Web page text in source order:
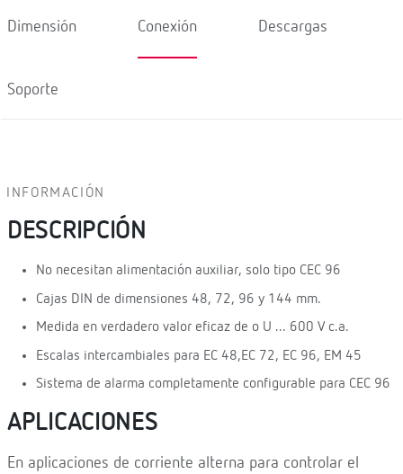
Dimensión Conexión Descargas
Soporte
INFORMACIÓN
DESCRIPCIÓN
No necesitan alimentación auxiliar, solo tipo CEC 96
Cajas DIN de dimensiones 48, 72, 96 y 144 mm.
Medida en verdadero valor eficaz de o U ... 600 V c.a.
Escalas intercambiales para EC 48,EC 72, EC 96, EM 45
Sistema de alarma completamente configurable para CEC 96
APLICACIONES
En aplicaciones de corriente alterna para controlar el